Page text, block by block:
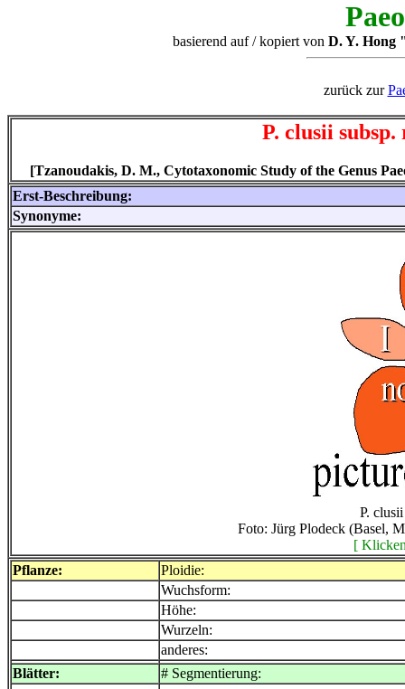
basierend auf / kopiert von D. Y. Hong
zurück zur
P. clusii
[Tzanoudakis, D. M., Cytotaxonomic Study of the Genus
Erst-Beschreibung:
Synonyme:
P.
Foto: Jürg Plodeck (Basel,
[
Pflanze:
Ploidie:
Wuchsform:
Höhe:
Wurzeln:
anderes:
Blätter:
# Segmentierung: